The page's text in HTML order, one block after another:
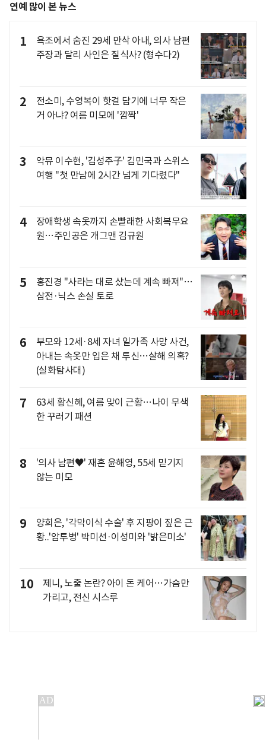
연예 많이 본 뉴스
1
욕조에서 숨진 29세 만삭 아내, 의사 남편
주장과 달리 사인은 질식사? (형수다2)
2
전소미, 수영복이 핫걸 담기에 너무 작은
거 아냐? 여름 미모에 '깜짝'
3
악뮤 이수현, '김성주子' 김민국과 스위스
여행 "첫 만남에 2시간 넘게 기다렸다"
4
장애학생 속옷까지 손빨래한 사회복무요
원…주인공은 개그맨 김규원
5
홍진경 "사라는 대로 샀는데 계속 빠져"…
삼전·닉스 손실 토로
6
부모와 12세·8세 자녀 일가족 사망 사건,
아내는 속옷만 입은 채 투신…살해 의혹?
(실화탐사대)
7
63세 황신혜, 여름 맞이 근황…나이 무색
한 꾸러기 패션
8
'의사 남편♥' 재혼 윤해영, 55세 믿기지
않는 미모
9
양희은, '각막이식 수술' 후 지팡이 짚은 근
황..'암투병' 박미선·이성미와 '밝은미소'
10
제니, 노출 논란? 아이 돈 케어…가슴만
가리고, 전신 시스루